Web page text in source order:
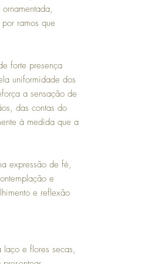
ramos que
forte presença
uniformidade dos
a sensação de
das contas do
à medida que a
expressão de fé,
e
e reflexão
e flores secas,